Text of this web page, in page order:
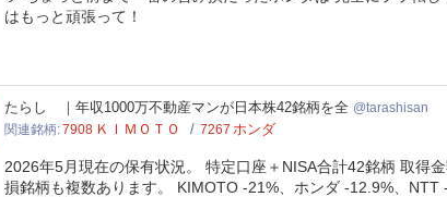
はもっと頑張って！
tarashisan
たらし ｜年収1000万不動産マンが日本株42銘柄を全 tarashisan
関連銘柄 7908 ＫＩＭＯＴＯ 7267 ホンダ
2026年5月現在の保有状況。 特定口座＋NISA合計42銘柄 取
損銘柄も複数あります。 KIMOTO -21%、ホンダ -12.9%、